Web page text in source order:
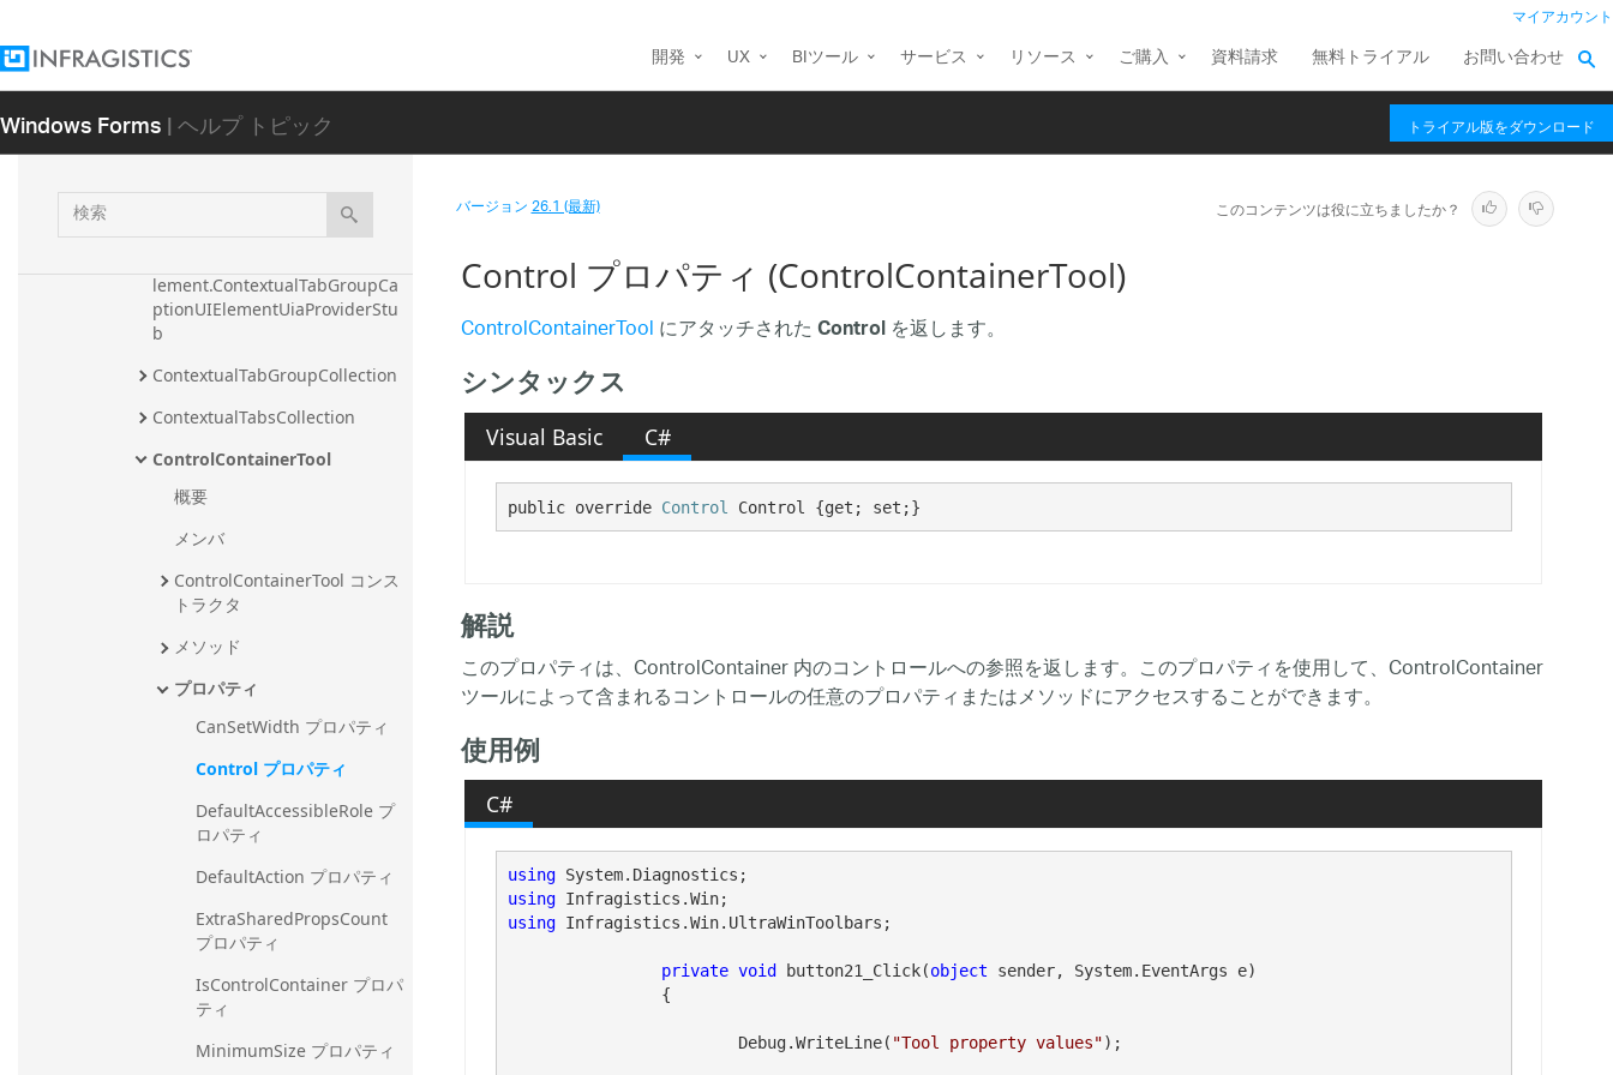
マイアカウント
開発 UX BIツール サービス リソース ご購入 資料請求 無料トライアル お問い合わせ
Windows Forms| ヘルプ トピック トライアル版をダウンロード
検
索
ContextualTabGroup.Contextual
TabGroupAccessibleObject
ContextualTabGroup.Contextual
TabGroupConverter
ContextualTabGroupCaptionUIE
lement.ContextualTabGroupCa
ptionUIElementUiaProviderStu
b
ContextualTabGroupCollection
ContextualTabsCollection
ControlContainerTool
概要
メンバ
ControlContainerTool コンス
トラクタ
メソッド
プロパティ
CanSetWidth プロパティ
Control プロパティ
DefaultAccessibleRole プ
ロパティ
DefaultAction プロパティ
ExtraSharedPropsCount
プロパティ
IsControlContainer プロパ
ティ
MinimumSize プロパティ
バージョン26.1 (最新) このコンテンツは役に立ちましたか？
Control プロパティ (ControlContainerTool)
ControlContainerToolにアタッチされたControlを返します。
シンタックス
Visual Basic C#
public override Control Control {get; set;}
解説
このプロパティは、ControlContainer 内のコントロールへの参照を返します。このプロパティを使用して、ControlContainer
ツールによって含まれるコントロールの任意のプロパティまたはメソッドにアクセスすることができます。
使用例
C#
using
using
using Infragistics.Win.UltraWinToolbars;
private void button21_Click(object sender, System.EventArgs e)
			Debug.WriteLine(
"Tool property values");